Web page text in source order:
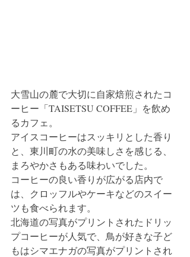
大雪山の麓で大切に自家焙煎されたコ
ーヒー「TAISETSU COFFEE」を飲め
るカフェ。
アイスコーヒーはスッキリとした香り
と、東川町の水の美味しさを感じる、
まろやかさもある味わいでした。
コーヒーの良い香りが広がる店内で
は、クロッフルやケーキなどのスイー
ツも食べられます。
北海道の写真がプリントされたドリッ
プコーヒーが人気で、鳥が好きな子ど
もはシマエナガの写真がプリントされ